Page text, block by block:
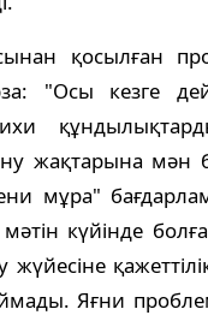
қосылған
"Осы кезге
жақтарына мән
мұра"
күйінде
Яғни